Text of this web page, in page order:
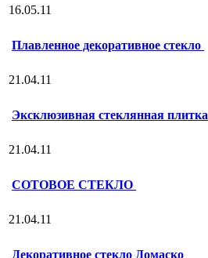
16.05.11
Плавленное декоративное стекло
21.04.11
Эксклюзивная стеклянная плитка
21.04.11
СОТОВОЕ СТЕКЛО
21.04.11
Декоративное стекло Домаско